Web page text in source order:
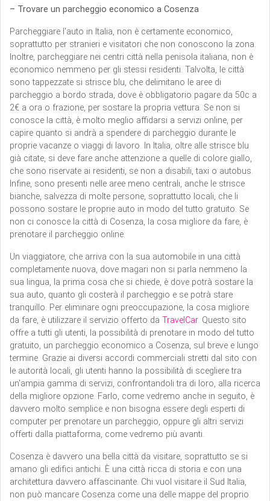
– Trovare un parcheggio economico a Cosenza
Parcheggiare l'auto in Italia, non è certamente economico,
soprattutto per stranieri e visitatori che non conoscono la zona.
Inoltre, parcheggiare nei centri città nella penisola italiana, non è
economico nemmeno per gli stessi residenti. Talvolta, le città
sono tappezzate si strisce blu, che delimitano le aree di
parcheggio a bordo strada, dove è obbligatorio pagare da 50c a
2€ a ora o frazione, per sostare la propria vettura. Se non si
conosce la città, è molto meglio affidarsi a servizi online, per
capire quanto si andrà a spendere di parcheggio durante le
proprie vacanze o viaggi di lavoro. In Italia, oltre alle strisce blu
già citate, si deve fare anche attenzione a quelle di colore giallo,
che sono riservate ai residenti, se non a disabili, taxi o autobus.
Infine, sono presenti nelle aree meno centrali, anche le strisce
bianche, salvezza di molte persone, soprattutto locali, che li
possono sostare le proprie auto in modo del tutto gratuito. Se
non ci conosce la città di Cosenza, la cosa migliore da fare, è
prenotare il parcheggio online.
Un viaggiatore, che arriva con la sua automobile in una città
completamente nuova, dove magari non si parla nemmeno la
sua lingua, la prima cosa che si chiede, è dove potrà sostare la
sua auto, quanto gli costerà il parcheggio e se potrà stare
tranquillo. Per eliminare ogni preoccupazione, la cosa migliore
da fare, è utilizzare il servizio offerto da TravelCar. Questo sito
offre a tutti gli utenti, la possibilità di prenotare in modo del tutto
gratuito, un parcheggio economico a Cosenza, sul breve e lungo
termine. Grazie ai diversi accordi commerciali stretti dal sito con
le autorità locali, gli utenti hanno la possibilità di scegliere tra
un'ampia gamma di servizi, confrontandoli tra di loro, alla ricerca
della migliore opzione. Farlo, come vedremo anche in seguito, è
davvero molto semplice e non bisogna essere degli esperti di
computer per prenotare un parcheggio, oppure gli altri servizi
offerti dalla piattaforma, come vedremo più avanti.
Cosenza è davvero una bella città da visitare, soprattutto se si
amano gli edifici antichi. È una città ricca di storia e con una
architettura davvero affascinante. Chi vuol visitare il Sud Italia,
non può mancare Cosenza come una delle mappe del proprio